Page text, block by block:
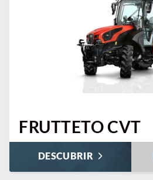
FRUTTETO CVT
DESCUBRIR